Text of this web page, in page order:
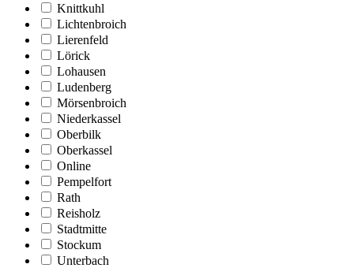
Knittkuhl
Lichtenbroich
Lierenfeld
Lörick
Lohausen
Ludenberg
Mörsenbroich
Niederkassel
Oberbilk
Oberkassel
Online
Pempelfort
Rath
Reisholz
Stadtmitte
Stockum
Unterbach